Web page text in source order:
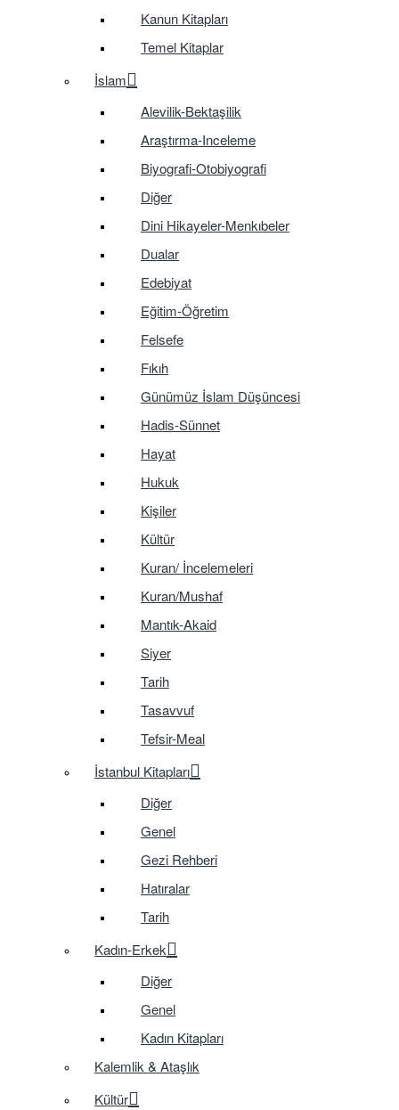
Kanun Kitapları
Temel Kitaplar
İslam
Alevilik-Bektaşilik
Araştırma-Inceleme
Biyografi-Otobiyografi
Diğer
Dini Hikayeler-Menkıbeler
Dualar
Edebiyat
Eğitim-Öğretim
Felsefe
Fıkıh
Günümüz İslam Düşüncesi
Hadis-Sünnet
Hayat
Hukuk
Kişiler
Kültür
Kuran/ İncelemeleri
Kuran/Mushaf
Mantık-Akaid
Siyer
Tarih
Tasavvuf
Tefsir-Meal
İstanbul Kitapları
Diğer
Genel
Gezi Rehberi
Hatıralar
Tarih
Kadın-Erkek
Diğer
Genel
Kadın Kitapları
Kalemlik & Ataşlık
Kültür